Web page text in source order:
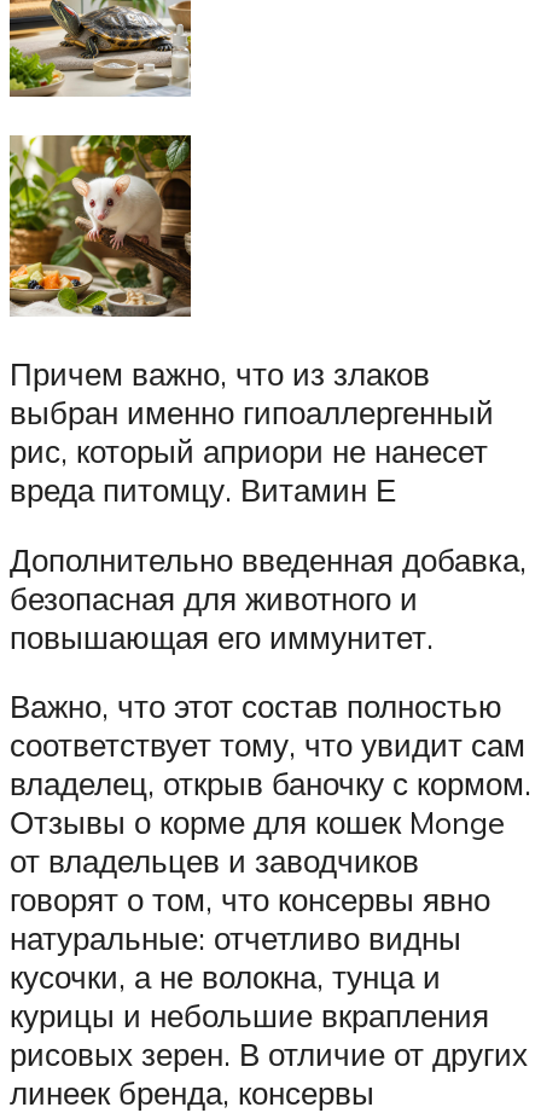
Причем важно, что из злаков
выбран именно гипоаллергенный
рис, который априори не нанесет
вреда питомцу. Витамин Е
Дополнительно введенная добавка,
безопасная для животного и
повышающая его иммунитет.
Важно, что этот состав полностью
соответствует тому, что увидит сам
владелец, открыв баночку с кормом.
Отзывы о корме для кошек Monge
от владельцев и заводчиков
говорят о том, что консервы явно
натуральные: отчетливо видны
кусочки, а не волокна, тунца и
курицы и небольшие вкрапления
рисовых зерен. В отличие от других
линеек бренда, консервы